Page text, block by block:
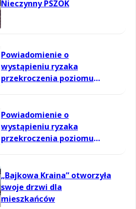
Nieczynny PSZOK
Powiadomienie o
wystąpieniu ryzaka
przekroczenia poziomu
Powiadomienie o
wystąpieniu ryzaka
przekroczenia poziomu
„Bajkowa Kraina” otworzyła
swoje drzwi dla
mieszkańców